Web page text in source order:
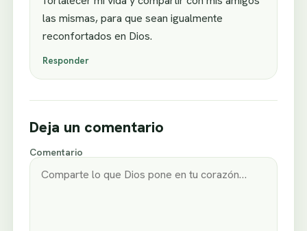
las mismas, para que sean igualmente
reconfortados en Dios.
Responder
Deja un comentario
Comentario